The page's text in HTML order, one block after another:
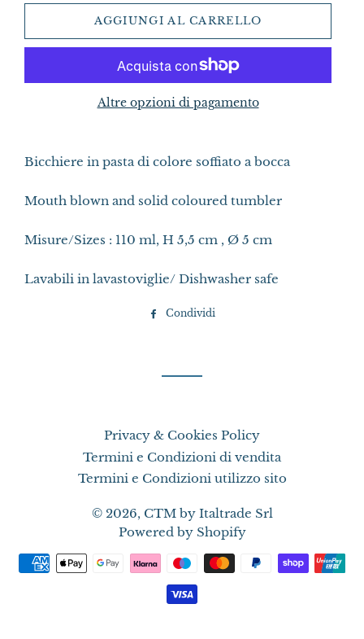
AGGIUNGI AL CARRELLO
Altre opzioni di pagamento
Bicchiere in pasta di colore soffiato a bocca
Mouth blown and solid coloured tumbler
Misure/Sizes : 110 ml, H 5,5 cm , Ø 5 cm
Lavabili in lavastoviglie/ Dishwasher safe
Condividi
Privacy & Cookies Policy
Termini e Condizioni di vendita
Termini e Condizioni utilizzo sito
© 2026, CTM by Italtrade Srl
Powered by Shopify
Metodi
di
pagamento